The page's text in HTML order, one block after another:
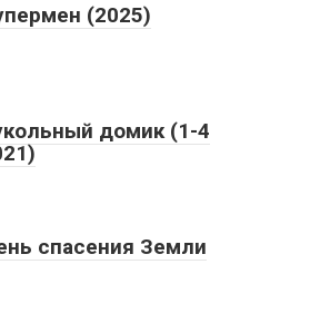
(2025)
домик (1-4
спасения Земли